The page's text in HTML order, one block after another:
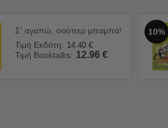
Σ' αγαπώ, σούπερ μπαμπά!
Τιμή Εκδότη: 14.40 €
Τιμή Booktalks: 12.96 €
10%